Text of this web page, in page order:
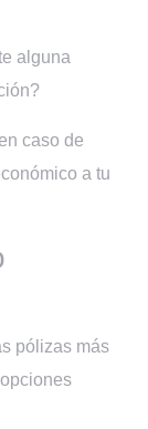
alguna
caso de
a tu
pólizas más